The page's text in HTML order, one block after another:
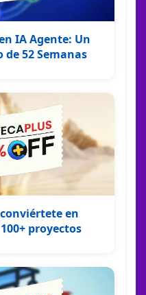
IA Agente: Un
52 Semanas
en
proyectos